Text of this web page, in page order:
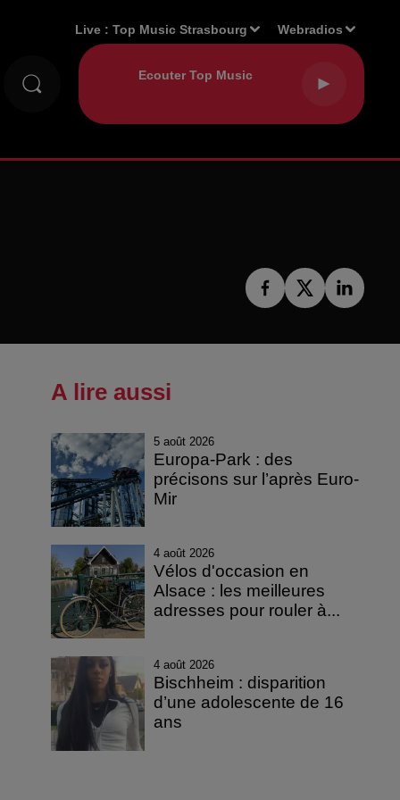
Live :Top Music Strasbourg Webradios
A lire aussi
5 août 2026
Europa-Park : des
précisons sur l’après Euro-
Mir
4 août 2026
Vélos d'occasion en
Alsace : les meilleures
adresses pour rouler à...
4 août 2026
Bischheim : disparition
d’une adolescente de 16
ans